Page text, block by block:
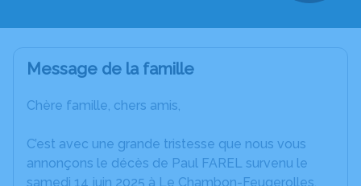
Message de la famille
Chère famille, chers amis,
C’est avec une grande tristesse que nous vous
annonçons le décès de Paul FAREL survenu le
samedi 14 juin 2025 à Le Chambon-Feugerolles.